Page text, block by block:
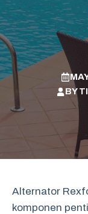
BY
Alternator
komponen